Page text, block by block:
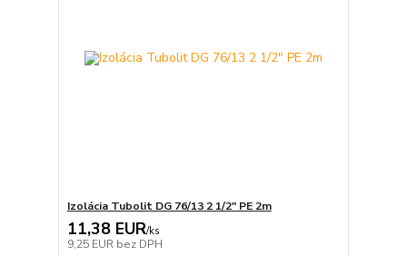
Izolácia Tubolit DG 76/13 2 1/2" PE 2m
11,38 EUR/ks
9,25 EUR bez DPH